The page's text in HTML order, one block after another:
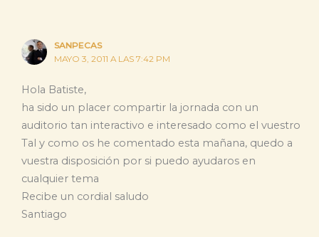
SANPECAS
MAYO 3, 2011 A LAS 7:42 PM
Hola Batiste,
ha sido un placer compartir la jornada con un
auditorio tan interactivo e interesado como el vuestro
Tal y como os he comentado esta mañana, quedo a
vuestra disposición por si puedo ayudaros en
cualquier tema
Recibe un cordial saludo
Santiago